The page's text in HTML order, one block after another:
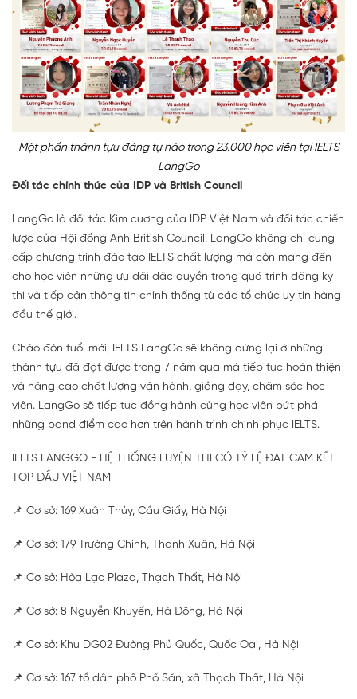
Một phần thành tựu đáng tự hào trong 23.000 học viên tại IELTS
LangGo
Đối tác chính thức của IDP và British Council
LangGo là đối tác Kim cương của IDP Việt Nam và đối tác chiến
lược của Hội đồng Anh British Council. LangGo không chỉ cung
cấp chương trình đào tạo IELTS chất lượng mà còn mang đến
cho học viên những ưu đãi đặc quyền trong quá trình đăng ký
thi và tiếp cận thông tin chính thống từ các tổ chức uy tín hàng
đầu thế giới.
Chào đón tuổi mới, IELTS LangGo sẽ không dừng lại ở những
thành tựu đã đạt được trong 7 năm qua mà tiếp tục hoàn thiện
và nâng cao chất lượng vận hành, giảng dạy, chăm sóc học
viên. LangGo sẽ tiếp tục đồng hành cùng học viên bứt phá
những band điểm cao hơn trên hành trình chinh phục IELTS.
IELTS LANGGO - HỆ THỐNG LUYỆN THI CÓ TỶ LỆ ĐẠT CAM KẾT
TOP ĐẦU VIỆT NAM
📌 Cơ sở: 169 Xuân Thủy, Cầu Giấy, Hà Nội
📌 Cơ sở: 179 Trường Chinh, Thanh Xuân, Hà Nội
📌 Cơ sở: Hòa Lạc Plaza, Thạch Thất, Hà Nội
📌 Cơ sở: 8 Nguyễn Khuyến, Hà Đông, Hà Nội
📌 Cơ sở: Khu DG02 Đường Phủ Quốc, Quốc Oai, Hà Nội
📌 Cơ sở: 167 tổ dân phố Phố Săn, xã Thạch Thất, Hà Nội